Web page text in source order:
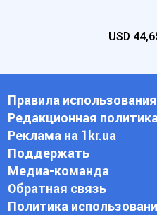
USD
Правила использования
Редакционная политика
Реклама на 1kr.ua
Поддержать
Медиа-команда
Обратная связь
Политика